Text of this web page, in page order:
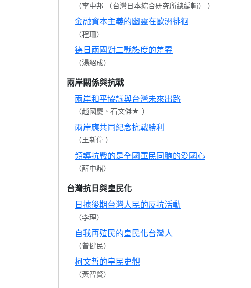
（李中邦 （台灣日本綜合研究所總編輯） ）
金融資本主義的幽靈在歐洲徘徊
（程珊）
德日兩國對二戰態度的差異
（湯紹成）
兩岸關係與抗戰
兩岸和平協議與台灣未來出路
（趙國慶、石文傑★ ）
兩岸應共同紀念抗戰勝利
（王新偉 ）
領導抗戰的是全國軍民同胞的愛國心
（薛中鼎）
台灣抗日與皇民化
日據後期台灣人民的反抗活動
（李理）
自我再殖民的皇民化台灣人
（曾健民）
柯文哲的皇民史觀
（黃智賢）